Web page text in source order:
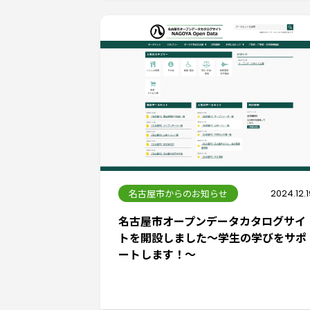
名古屋市からのお知らせ
名古屋市オープンデータカタログサイ
トを開設しました～学生の学びをサポ
ートします！～